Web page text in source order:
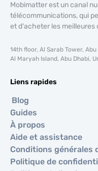
Mobimatter est un canal
télécommunications, qui
et d'acheter les meilleures
14th floor, Al Sarab Tower,
Al Maryah Island, Abu Dhabi,
Liens rapides
Blog
Guides
À propos
Aide et assistance
Conditions générales
Politique de